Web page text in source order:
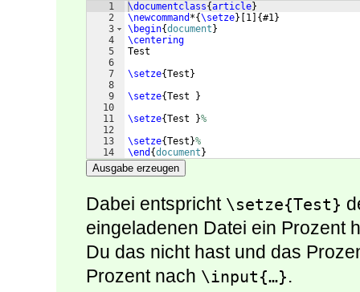
1
2
3
4
5
6
7
8
9
10
11
12
13
14
\documentclass{article}
\newcommand *{\setze} 1 {#1}
\begin{document }
\centering
Test
\setze{Test }
\setze{Test
}
\setze{Test }%
\setze{Test }%
\end {document }
Ausgabe erzeugen
Dabei entspricht \setze{Test}
eingeladenen Datei ein Prozent
Du das nicht hast und das
Prozent nach \input{…}.